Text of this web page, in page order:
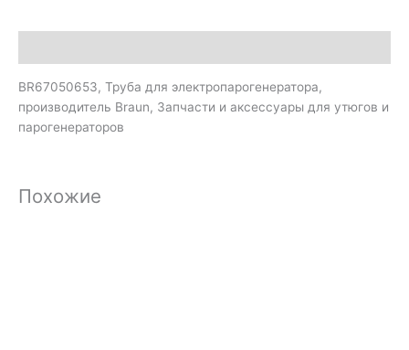
BR67050653, Труба для электропарогенератора,
производитель Braun, Запчасти и аксессуары для утюгов и
парогенераторов
Похожие